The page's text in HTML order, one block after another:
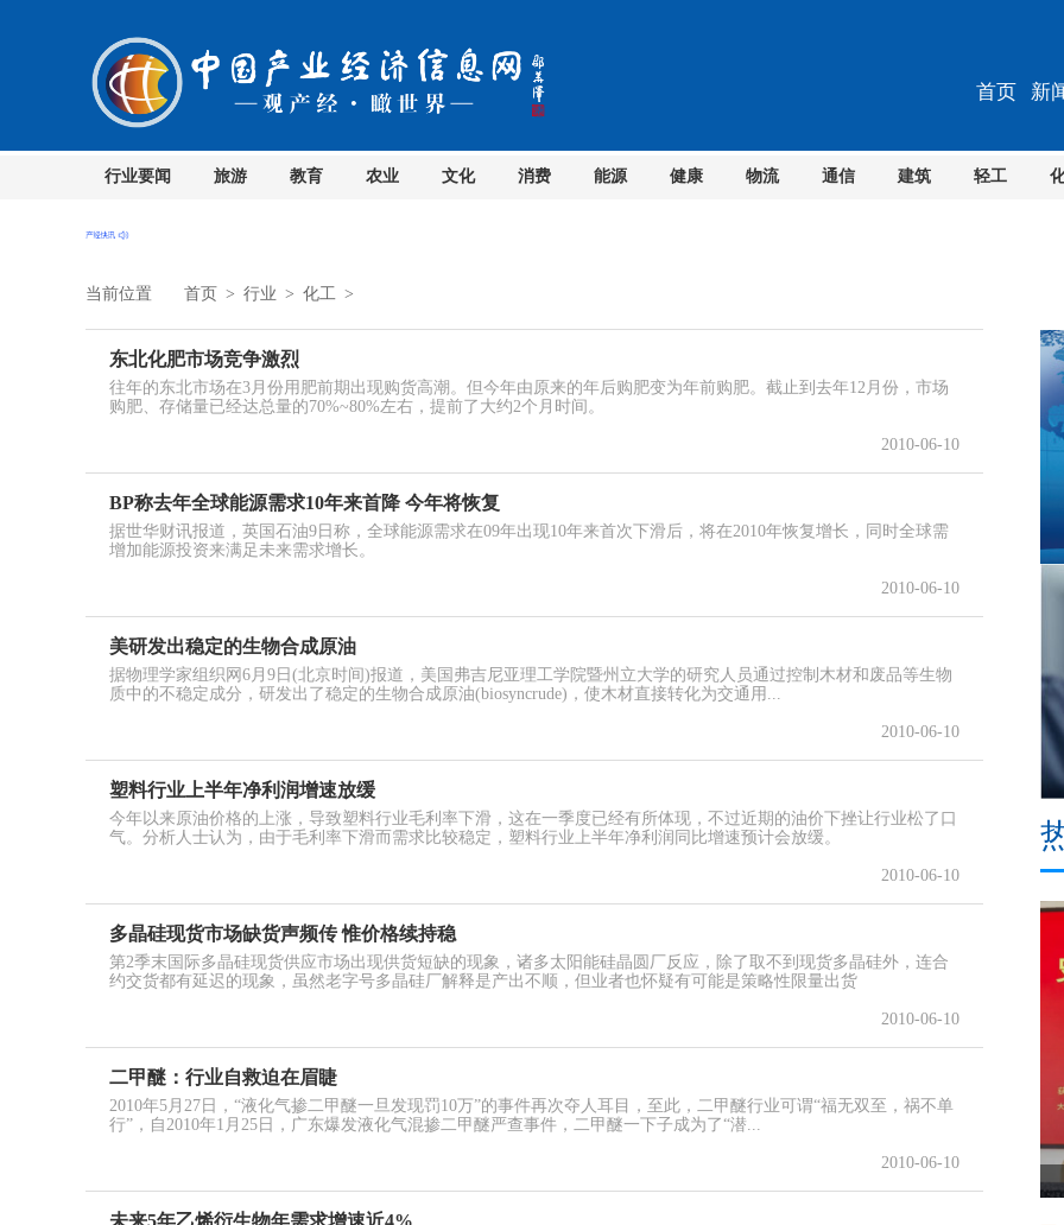
首页 新
行业要闻 旅游 教育 农业 文化 消费 能源 健康 物流 通信 建筑 轻工
当前位置 首页 > 行业 > 化工 >
东北化肥市场竞争激烈
往年的东北市场在3月份用肥前期出现购货高潮。但今年由原来的年后购肥变为年前购肥。截止到去年12月份，市场
购肥、存储量已经达总量的70%~80%左右，提前了大约2个月时间。
2010-06-10
BP称去年全球能源需求10年来首降 今年将恢复
据世华财讯报道，英国石油9日称，全球能源需求在09年出现10年来首次下滑后，将在2010年恢复增长，同时全球需
增加能源投资来满足未来需求增长。
2010-06-10
美研发出稳定的生物合成原油
据物理学家组织网6月9日(北京时间)报道，美国弗吉尼亚理工学院暨州立大学的研究人员通过控制木材和废品等生物
质中的不稳定成分，研发出了稳定的生物合成原油(biosyncrude)，使木材直接转化为交通用...
2010-06-10
塑料行业上半年净利润增速放缓
今年以来原油价格的上涨，导致塑料行业毛利率下滑，这在一季度已经有所体现，不过近期的油价下挫让行业松了口
气。分析人士认为，由于毛利率下滑而需求比较稳定，塑料行业上半年净利润同比增速预计会放缓。
2010-06-10
多晶硅现货市场缺货声频传 惟价格续持稳
第2季末国际多晶硅现货供应市场出现供货短缺的现象，诸多太阳能硅晶圆厂反应，除了取不到现货多晶硅外，连合
约交货都有延迟的现象，虽然老字号多晶硅厂解释是产出不顺，但业者也怀疑有可能是策略性限量出货
2010-06-10
二甲醚：行业自救迫在眉睫
2010年5月27日，“液化气掺二甲醚一旦发现罚10万”的事件再次夺人耳目，至此，二甲醚行业可谓“福无双至，祸不单
行”，自2010年1月25日，广东爆发液化气混掺二甲醚严查事件，二甲醚一下子成为了“潜...
2010-06-10
未来5年乙烯衍生物年需求增速近4%